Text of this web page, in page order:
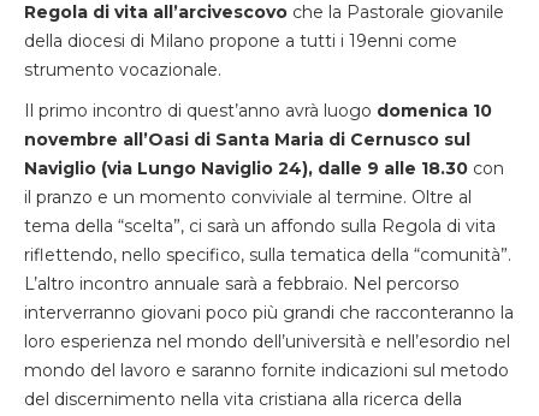
Regola di vita all’arcivescovo che la Pastorale giovanile
della diocesi di Milano propone a tutti i 19enni come
strumento vocazionale.
Il primo incontro di quest’anno avrà luogo domenica 10
novembre all’Oasi di Santa Maria di Cernusco sul
Naviglio (via Lungo Naviglio 24), dalle 9 alle 18.30 con
il pranzo e un momento conviviale al termine. Oltre al
tema della “scelta”, ci sarà un affondo sulla Regola di vita
riflettendo, nello specifico, sulla tematica della “comunità”.
L’altro incontro annuale sarà a febbraio. Nel percorso
interverranno giovani poco più grandi che racconteranno la
loro esperienza nel mondo dell’università e nell’esordio nel
mondo del lavoro e saranno fornite indicazioni sul metodo
del discernimento nella vita cristiana alla ricerca della